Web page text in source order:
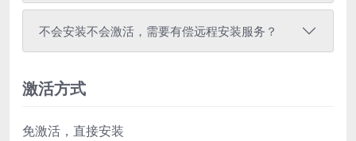
不会安装不会激活，需要有偿远程安装服务？
激活方式
免激活，直接安装